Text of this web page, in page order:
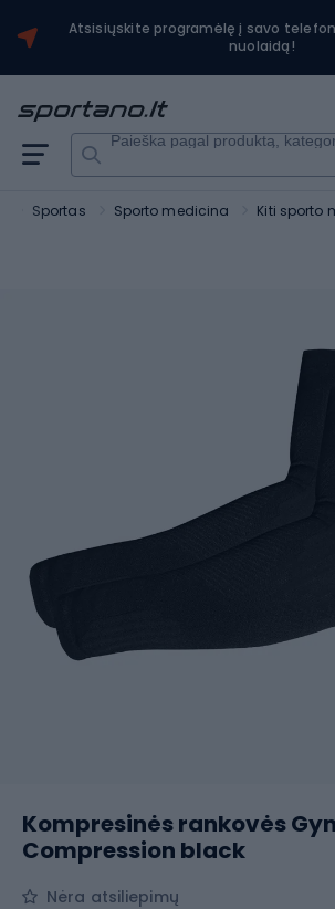
Atsisiųskite programėlę į savo
nuolaidą!
Paieška pagal produktą,
Sportas Sporto medicina Kiti sporto
Kompresinės rankovės
Compression black
Nėra atsiliepimų